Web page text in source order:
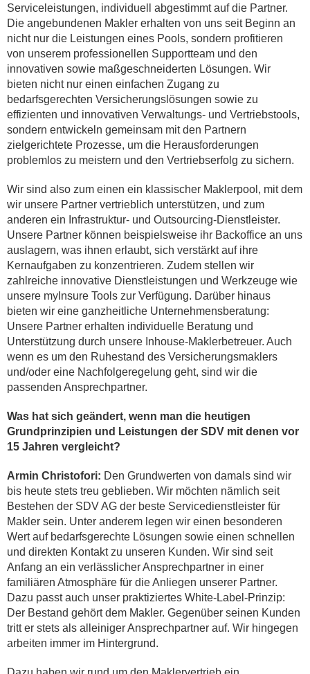
Serviceleistungen, individuell abgestimmt auf die Partner.
Die angebundenen Makler erhalten von uns seit Beginn an
nicht nur die Leistungen eines Pools, sondern profitieren
von unserem professionellen Supportteam und den
innovativen sowie maßgeschneiderten Lösungen. Wir
bieten nicht nur einen einfachen Zugang zu
bedarfsgerechten Versicherungslösungen sowie zu
effizienten und innovativen Verwaltungs- und Vertriebstools,
sondern entwickeln gemeinsam mit den Partnern
zielgerichtete Prozesse, um die Herausforderungen
problemlos zu meistern und den Vertriebserfolg zu sichern.
Wir sind also zum einen ein klassischer Maklerpool, mit dem
wir unsere Partner vertrieblich unterstützen, und zum
anderen ein Infrastruktur- und Outsourcing-Dienstleister.
Unsere Partner können beispielsweise ihr Backoffice an uns
auslagern, was ihnen erlaubt, sich verstärkt auf ihre
Kernaufgaben zu konzentrieren. Zudem stellen wir
zahlreiche innovative Dienstleistungen und Werkzeuge wie
unsere myInsure Tools zur Verfügung. Darüber hinaus
bieten wir eine ganzheitliche Unternehmensberatung:
Unsere Partner erhalten individuelle Beratung und
Unterstützung durch unsere Inhouse-Maklerbetreuer. Auch
wenn es um den Ruhestand des Versicherungsmaklers
und/oder eine Nachfolge­regelung geht, sind wir die
passenden Ansprechpartner.
Was hat sich geändert, wenn man die heutigen
Grundprinzipien und Leistungen der SDV mit denen vor
15 Jahren vergleicht?
Armin Christofori: Den Grundwerten von damals sind wir
bis heute stets treu geblieben. Wir möchten nämlich seit
Bestehen der SDV AG der beste Servicedienstleister für
Makler sein. Unter anderem legen wir einen besonderen
Wert auf bedarfsgerechte Lösungen sowie einen schnellen
und direkten Kontakt zu unseren Kunden. Wir sind seit
Anfang an ein verlässlicher Ansprechpartner in einer
familiären Atmosphäre für die Anliegen unserer Partner.
Dazu passt auch unser praktiziertes White-Label-Prinzip:
Der Bestand gehört dem Makler. Gegenüber seinen Kunden
tritt er stets als alleiniger Ansprechpartner auf. Wir hingegen
arbeiten immer im Hintergrund.